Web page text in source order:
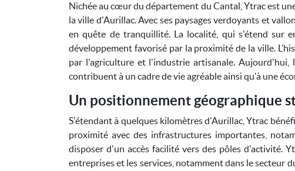
Nichée au cœur du département du Cantal, Ytrac est
la ville d'Aurillac. Avec ses paysages verdoyants et
en quête de tranquillité. La localité, qui s'étend sur
développement favorisé par la proximité de la ville.
par l'agriculture et l'industrie artisanale.
contribuent à un cadre de vie agréable ainsi qu'à une
Un positionnement géographique
S'étendant à quelques kilomètres d'Aurillac, Ytrac
proximité avec des infrastructures importantes,
disposer d'un accès facilité vers des pôles d'activité.
entreprises et les services, notamment dans le secteur